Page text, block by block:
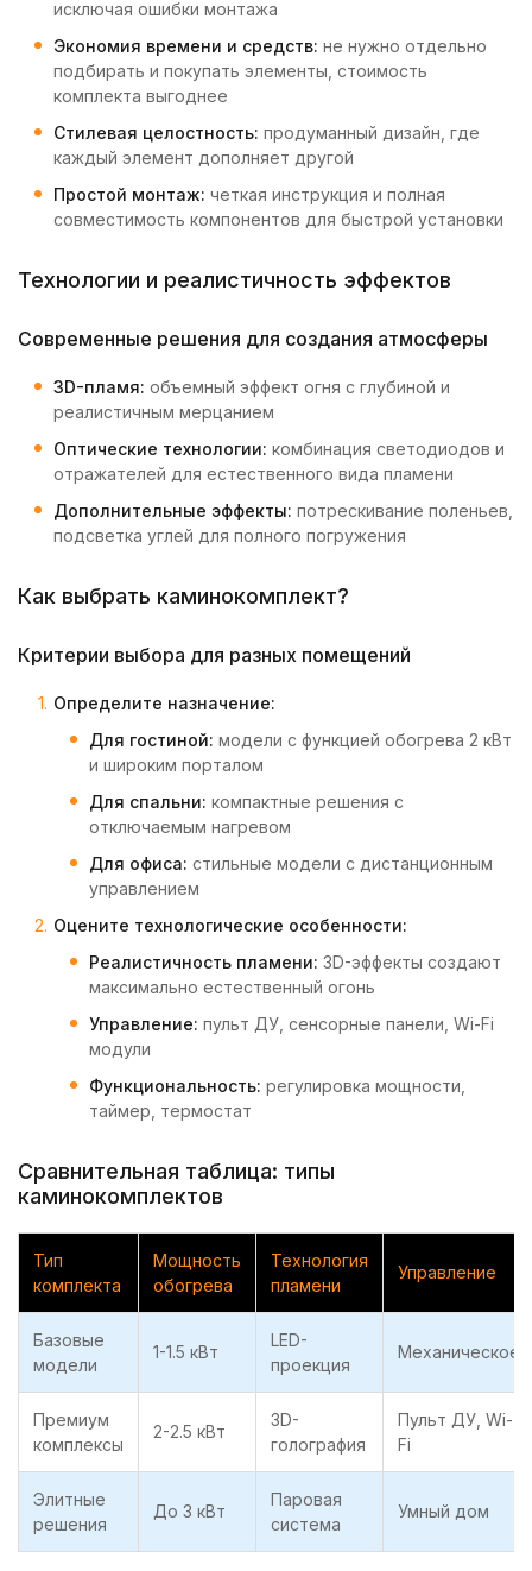
исключая ошибки монтажа
Экономия времени и средств: не нужно отдельно
подбирать и покупать элементы, стоимость
комплекта выгоднее
Стилевая целостность: продуманный дизайн, где
каждый элемент дополняет другой
Простой монтаж: четкая инструкция и полная
совместимость компонентов для быстрой установки
Технологии и реалистичность эффектов
Современные решения для создания атмосферы
3D-пламя: объемный эффект огня с глубиной и
реалистичным мерцанием
Оптические технологии: комбинация светодиодов и
отражателей для естественного вида пламени
Дополнительные эффекты: потрескивание поленьев,
подсветка углей для полного погружения
Как выбрать каминокомплект?
Критерии выбора для разных помещений
Определите назначение:
Для гостиной: модели с функцией обогрева 2 кВт
и широким порталом
Для спальни: компактные решения с
отключаемым нагревом
Для офиса: стильные модели с дистанционным
управлением
Оцените технологические особенности:
Реалистичность пламени: 3D-эффекты создают
максимально естественный огонь
Управление: пульт ДУ, сенсорные панели, Wi-Fi
модули
Функциональность: регулировка мощности,
таймер, термостат
Сравнительная таблица: типы
каминокомплектов
Тип
комплекта
Мощность
обогрева
Технология
пламени
Управление
Базовые
модели
1-1.5 кВт
LED-
проекция
Механическое
Премиум
комплексы
2-2.5 кВт
3D-
голография
Пульт ДУ, Wi-
Fi
Элитные
решения
До 3 кВт
Паровая
система
Умный дом